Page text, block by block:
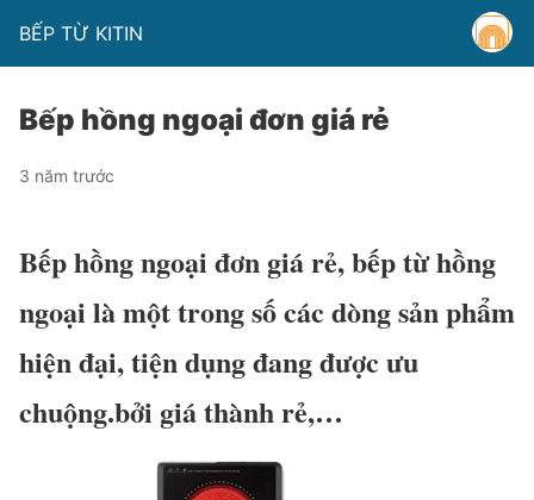
BẾP TỪ KITIN
Bếp hồng ngoại đơn giá rẻ
3 năm trước
Bếp hồng ngoại đơn giá rẻ, bếp từ hồng
ngoại là một trong số các dòng sản phẩm
hiện đại, tiện dụng đang được ưu
chuộng.bởi giá thành rẻ,…